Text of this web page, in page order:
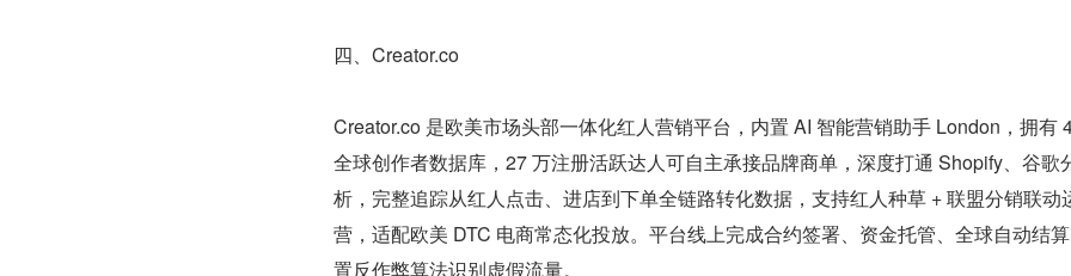
四、Creator.co
Creator.co 是欧美市场头部一体化红人营销平台，内置 AI 智能营销助手 London，拥有
全球创作者数据库，27 万注册活跃达人可自主承接品牌商单，深度打通 Shopify、谷歌
析，完整追踪从红人点击、进店到下单全链路转化数据，支持红人种草 + 联盟分销联动
营，适配欧美 DTC 电商常态化投放。平台线上完成合约签署、资金托管、全球自动结
置反作弊算法识别虚假流量。